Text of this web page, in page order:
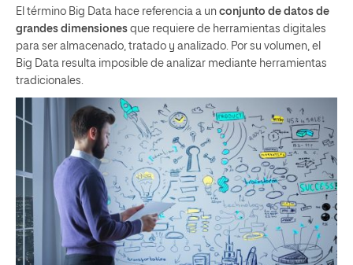
El término Big Data hace referencia a un conjunto de datos de
grandes dimensiones que requiere de herramientas digitales
para ser almacenado, tratado y analizado. Por su volumen, el
Big Data resulta imposible de analizar mediante herramientas
tradicionales.